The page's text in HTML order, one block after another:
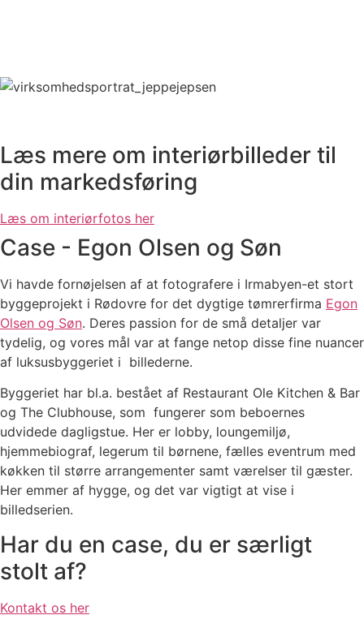
Læs mere om interiørbilleder til
din markedsføring
Læs om interiørfotos her
Case - Egon Olsen og Søn
Vi havde fornøjelsen af at fotografere i Irmabyen-et stort
byggeprojekt i Rødovre for det dygtige tømrerfirma Egon
Olsen og Søn. Deres passion for de små detaljer var
tydelig, og vores mål var at fange netop disse fine nuancer
af luksusbyggeriet i billederne.
Byggeriet har bl.a. bestået af Restaurant Ole Kitchen & Bar
og The Clubhouse, som fungerer som beboernes
udvidede dagligstue. Her er lobby, loungemiljø,
hjemmebiograf, legerum til børnene, fælles eventrum med
køkken til større arrangementer samt værelser til gæster.
Her emmer af hygge, og det var vigtigt at vise i
billedserien.
Har du en case, du er særligt
stolt af?
Kontakt os her